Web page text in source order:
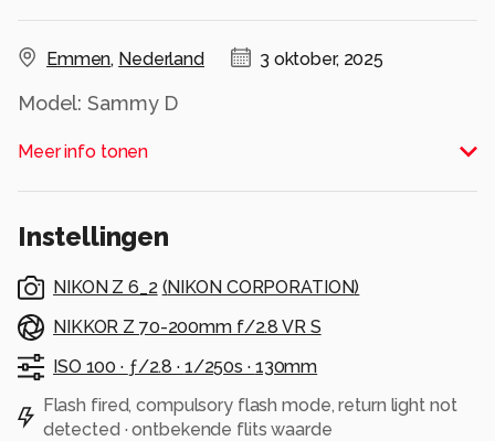
Emmen, Nederland 3 oktober, 2025
Model: Sammy D
Alle rechten voorbehouden
Meer info tonen
Instellingen
NIKON Z 6_2 (NIKON CORPORATION)
NIKKOR Z 70-200mm f/2.8 VR S
ISO 100 · ƒ/2.8 · 1/250s · 130mm
Flash fired, compulsory flash mode, return light not
detected · ontbekende flits waarde